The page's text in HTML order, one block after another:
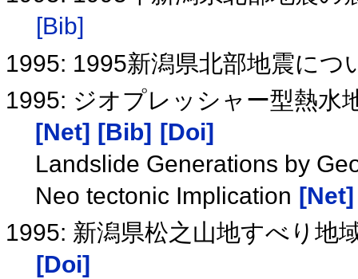
[Bib]
1995: 1995新潟県北部地震につ
1995: ジオプレッシャー型熱水
[Net] [Bib] [Doi]
Landslide Generations by
Neo tectonic Implication [Net]
1995: 新潟県松之山地すべり地
[Doi]